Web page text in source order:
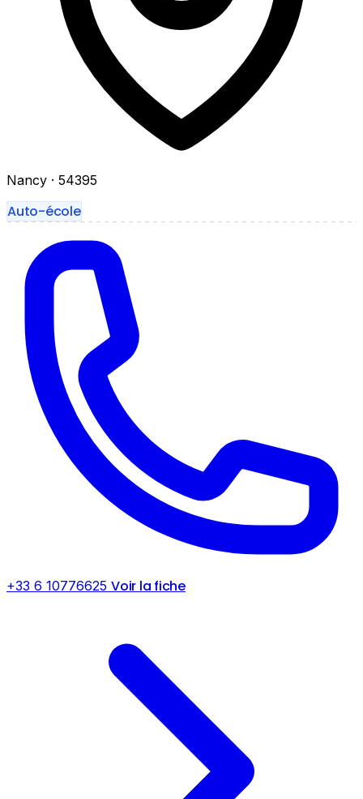
Nancy · 54395
Auto-école
+33 6 10776625 Voir la fiche